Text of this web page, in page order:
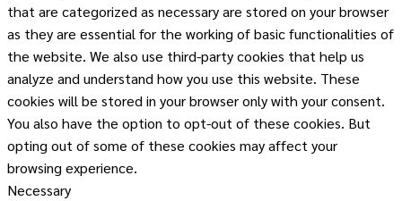
that are categorized as necessary are stored on your browser
as they are essential for the working of basic functionalities of
the website. We also use third-party cookies that help us
analyze and understand how you use this website. These
cookies will be stored in your browser only with your consent.
You also have the option to opt-out of these cookies. But
opting out of some of these cookies may affect your
browsing experience.
Necessary